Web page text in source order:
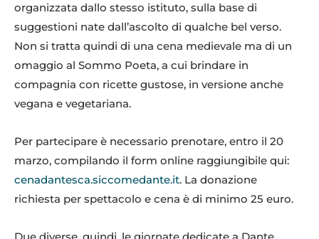
organizzata dallo stesso istituto, sulla base di
suggestioni nate dall’ascolto di qualche bel verso.
Non si tratta quindi di una cena medievale ma di un
omaggio al Sommo Poeta, a cui brindare in
compagnia con ricette gustose, in versione anche
vegana e vegetariana.
Per partecipare è necessario prenotare, entro il 20
marzo, compilando il form online raggiungibile qui:
cenadantesca.siccomedante.it. La donazione
richiesta per spettacolo e cena è di minimo 25 euro.
Due diverse, quindi, le giornate dedicate a Dante,